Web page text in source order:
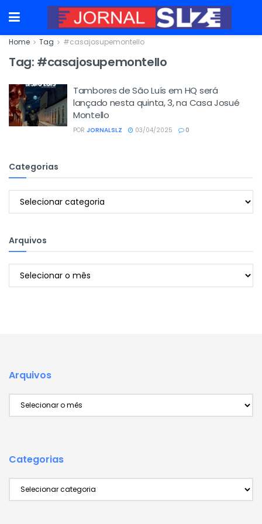
Home Tag #casajosupemontello
Tag: #casajosupemontello
Tambores de São Luís em HQ será
lançado nesta quinta, 3, na Casa Josué
Montello
POR JORNALSLZ 03/04/2025 0
Categorias
Categorias
Arquivos
Arquivos
Arquivos
Arquivos
Categorias
Categorias